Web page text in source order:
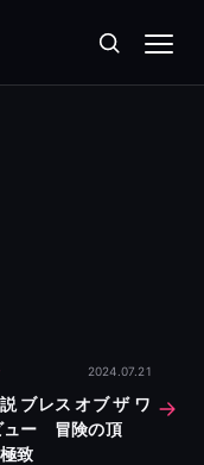
2024.07.21
ブレス オブ ザ ワ
ュー 冒険の頂
致